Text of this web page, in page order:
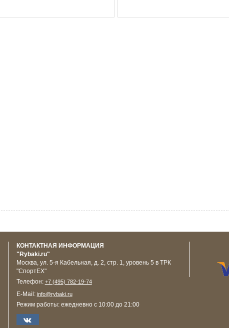
КОНТАКТНАЯ ИНФОРМАЦИЯ
"Rybaki.ru"
Москва, ул. 5-я Кабельная, д. 2, стр. 1, уровень 5 в ТРК
"СпортЕХ"
Телефон: +7 (495) 782-19-74
E-Mail: info@rybaki.ru
Режим работы: ежедневно с 10:00 до 21:00